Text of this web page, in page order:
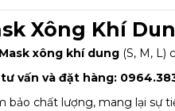
Xông Khí
Mask xông khí dung (S, M, L)
vấn và đặt hàng:
bảo chất lượng, mang lại sự